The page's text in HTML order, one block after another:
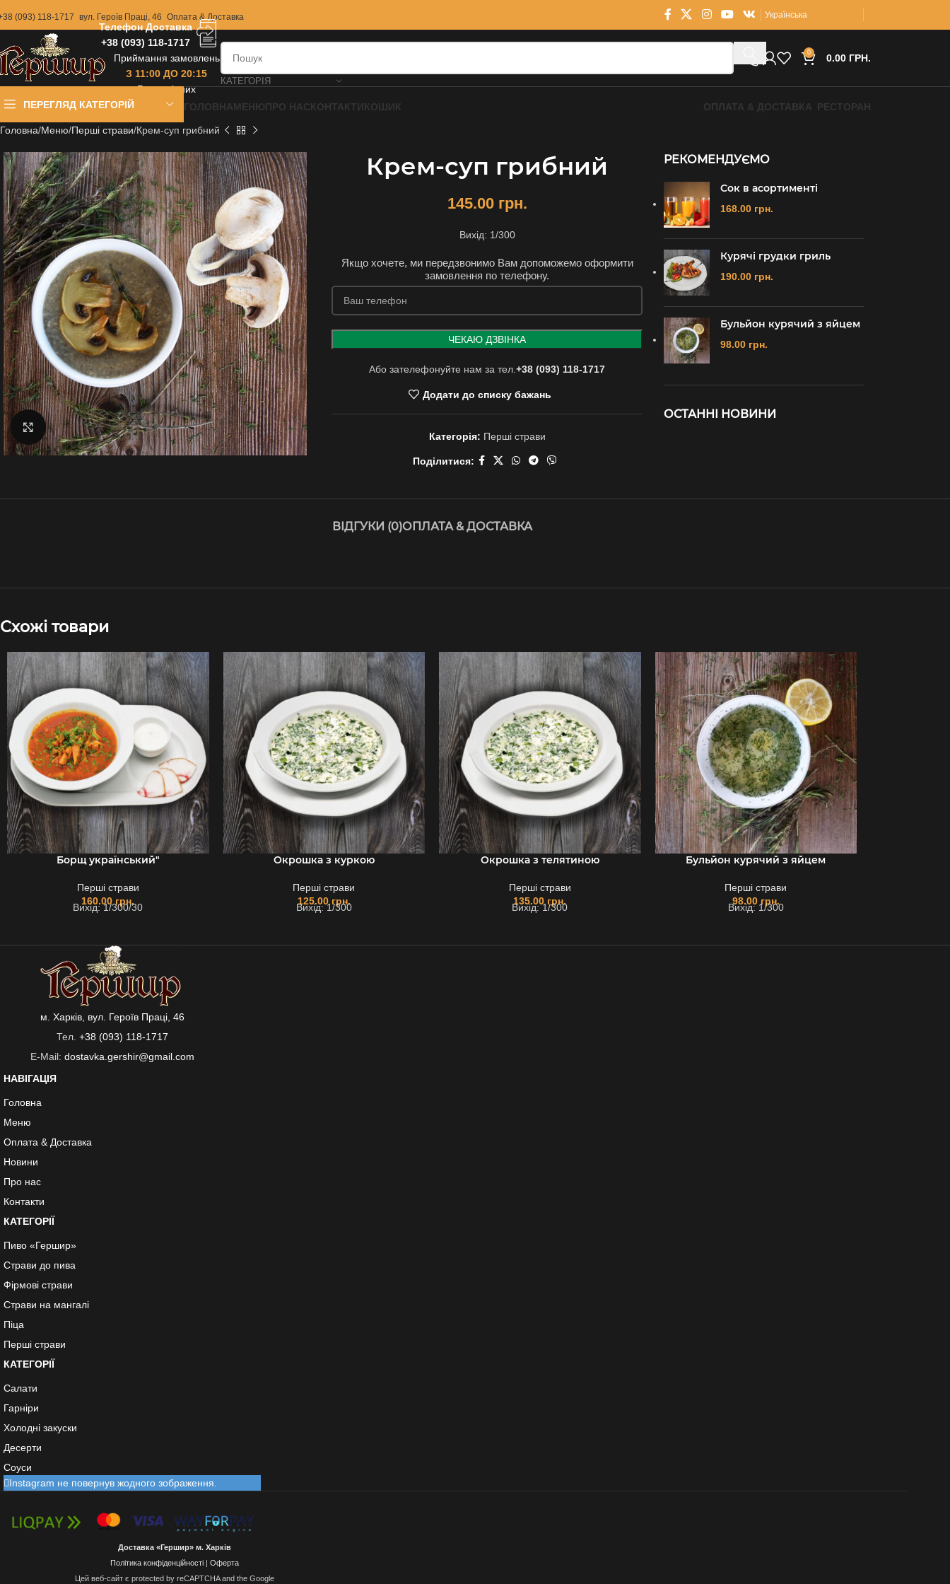
(093) 118-1717 вул. Героїв Праці, 46 Оплата & Доставка Українська
Телефон Доставка
+38 (093) 118-1717
Приймання замовлень
З 11:00 ДО 20:15
Без вихідних
КАТЕГОРІЯ
0 0.00 ГРН.
ПЕРЕГЛЯД КАТЕГОРІЙ ГОЛОВНАМЕНЮПРО НАСКОНТАКТИКОШИК ОПЛАТА & ДОСТАВКА РЕСТОРАН
Головна Меню Перші страви Крем-суп грибний
Натисніть, щоб збільшити
Крем-суп грибний
145.00 грн.
Вихід: 1/300
Якщо хочете, ми передзвонимо Вам допоможемо оформити
замовлення по телефону.
Або зателефонуйте нам за тел.+38 (093) 118-1717
Додати до списку бажань
Категорія: Перші страви
Поділитися:
РЕКОМЕНДУЄМО
Сок в асортименті
168.00 грн.
Курячі грудки гриль
190.00 грн.
Бульйон курячий з яйцем
98.00 грн.
ОСТАННІ НОВИНИ
ВІДГУКИ (0)ОПЛАТА & ДОСТАВКА
Схожі товари
Борщ український"
Перші страви
160.00 грн.
Вихід: 1/300/30
Окрошка з куркою
Перші страви
125.00 грн.
Вихід: 1/300
Окрошка з телятиною
Перші страви
135.00 грн.
Вихід: 1/300
Бульйон курячий з яйцем
Перші страви
98.00 грн.
Вихід: 1/300
м. Харків, вул. Героїв Праці, 46
Тел. +38 (093) 118-1717
E-Mail: dostavka.gershir@gmail.com
НАВІГАЦІЯ
Головна
Меню
Оплата & Доставка
Новини
Про нас
Контакти
КАТЕГОРІЇ
Пиво «Гершир»
Страви до пива
Фірмові страви
Страви на мангалі
Піца
Перші страви
КАТЕГОРІЇ
Салати
Гарніри
Холодні закуски
Десерти
Соуси
Instagram не повернув жодного зображення.
Доставка «Гершир» м. Харків
Політика конфіденційності |Оферта
Цей веб-сайт є protected by reCAPTCHA and the Google